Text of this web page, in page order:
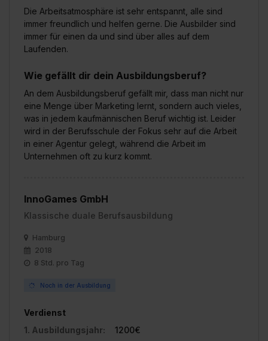
Die Arbeitsatmosphäre ist sehr entspannt, alle sind
immer freundlich und helfen gerne. Die Ausbilder sind
immer für einen da und sind über alles auf dem
Laufenden.
Wie gefällt dir dein Ausbildungsberuf?
An dem Ausbildungsberuf gefällt mir, dass man nicht nur
eine Menge über Marketing lernt, sondern auch vieles,
was in jedem kaufmännischen Beruf wichtig ist. Leider
wird in der Berufsschule der Fokus sehr auf die Arbeit
in einer Agentur gelegt, während die Arbeit im
Unternehmen oft zu kurz kommt.
InnoGames GmbH
Klassische duale Berufsausbildung
Hamburg
2018
8 Std. pro Tag
Noch in der Ausbildung
Verdienst
1. Ausbildungsjahr:
1200€